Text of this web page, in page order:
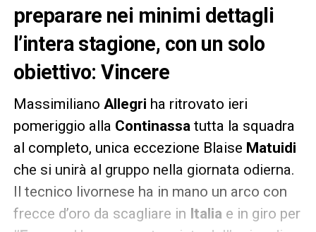
preparare nei minimi dettagli
l’intera stagione, con un solo
obiettivo: Vincere
Massimiliano Allegri ha ritrovato ieri
pomeriggio alla Continassa tutta la squadra
al completo, unica eccezione Blaise Matuidi
che si unirà al gruppo nella giornata odierna.
Il tecnico livornese ha in mano un arco con
frecce d’oro da scagliare in Italia e in giro per